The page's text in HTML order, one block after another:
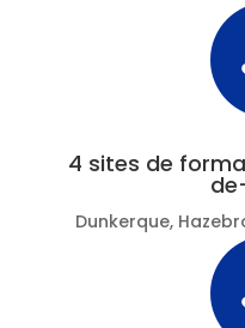
4 sites de
Dunkerque,